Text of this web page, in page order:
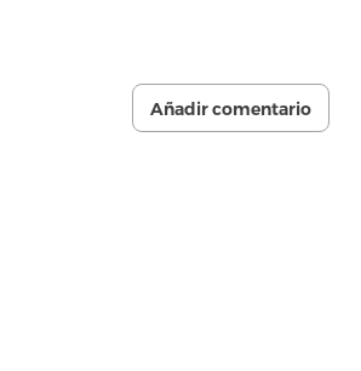
Añadir comentario